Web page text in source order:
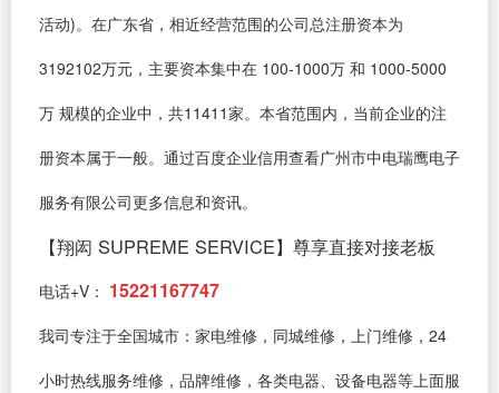
活动)。在广东省，相近经营范围的公司总注册资本为
3192102万元，主要资本集中在 100-1000万 和 1000-5000
万 规模的企业中，共11411家。本省范围内，当前企业的注
册资本属于一般。通过百度企业信用查看广州市中电瑞鹰电子
服务有限公司更多信息和资讯。
【翔闳 SUPREME SERVICE】尊享直接对接老板
电话+V： 15221167747
我司专注于全国城市：家电维修，同城维修，上门维修，24
小时热线服务维修，品牌维修，各类电器、设备电器等上面服